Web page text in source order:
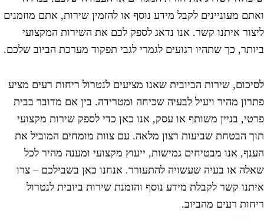
מעוניינים לקבל מידע נוסף או להזמין שירות, אתם מוזמנים
איתנו קשר. אנו נדאג לספק לכם את השירות המקצועי
כך שתהיו רגועים לגמרי לגבי תפקוד מערכת הביוב שלכם.
שירות הביובית שאנו מציעים לנטרול ריחות רעים מציע
מהיר ויעיל לבעיה שכיחה ומטרידה. בין אם מדובר בבית
בניין משותף או עסק, אנו כאן כדי לספק שירות מקצועי
הבטחת שביעות רצון מלאה. עם צוות מומחים המוביל את
אנו מבטיחים גמישות, ייעוץ מקצועי ומענה מהיר לכל
או בעיה שעשויה להתעורר. אנחנו כאן בשבילכם – צרו
קשר לקבלת מידע נוסף והזמנת שירות ביובית לנטרול
רעים מהביוב.